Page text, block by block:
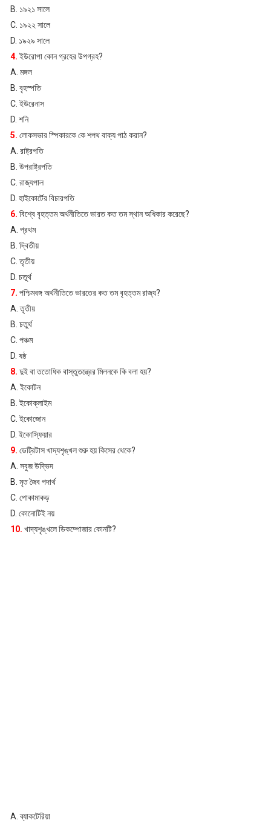
B. ১৯২১ সালে
C. ১৯২২ সালে
D. ১৯২৯ সালে
4.ইউরোপা কোন গ্রহের উপগ্রহ?
A. মঙ্গল
B. বৃহস্পতি
C. ইউরেনাস
D. শনি
5. লোকসভার স্পিকারকে কে শপথ বাক্য পাঠ করান?
A. রাষ্ট্রপতি
B. উপরাষ্ট্রপতি
C. রাজ্যপাল
D. হাইকোর্টের বিচারপতি
6. বিশ্বে বৃহত্তম অর্থনীতিতে ভারত কত তম স্থান অধিকার করেছে?
A. প্রথম
B. দ্বিতীয়
C. তৃতীয়
D. চতুর্থ
7. পশ্চিমবঙ্গ অর্থনীতিতে ভারতের কত তম বৃহত্তম রাজ্য?
A. তৃতীয়
B. চতুর্থ
C. পঞ্চম
D. ষষ্ঠ
8. দুই বা ততোধিক বাস্তুতন্ত্রের মিলনকে কি বলা হয়?
A. ইকোটন
B. ইকোক্লাইম
C. ইকোজোন
D. ইকোস্ফিয়ার
9. ডেট্রিটাস খাদ্যশৃঙ্খল শুরু হয় কিসের থেকে?
A. সবুজ উদ্ভিদ
B. মৃত জৈব পদার্থ
C. পোকামাকড়
D. কোনোটিই নয়
10. খাদ্যশৃঙ্খলে ডিকম্পোজার কোনটি?
A. ব্যাকটেরিয়া